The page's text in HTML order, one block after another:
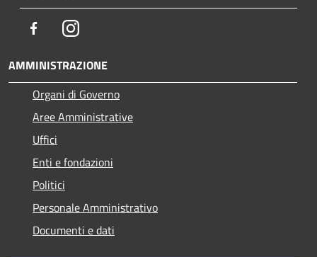
FacebookInstagram
AMMINISTRAZIONE
Organi di Governo
Aree Amministrative
Uffici
Enti e fondazioni
Politici
Personale Amministrativo
Documenti e dati